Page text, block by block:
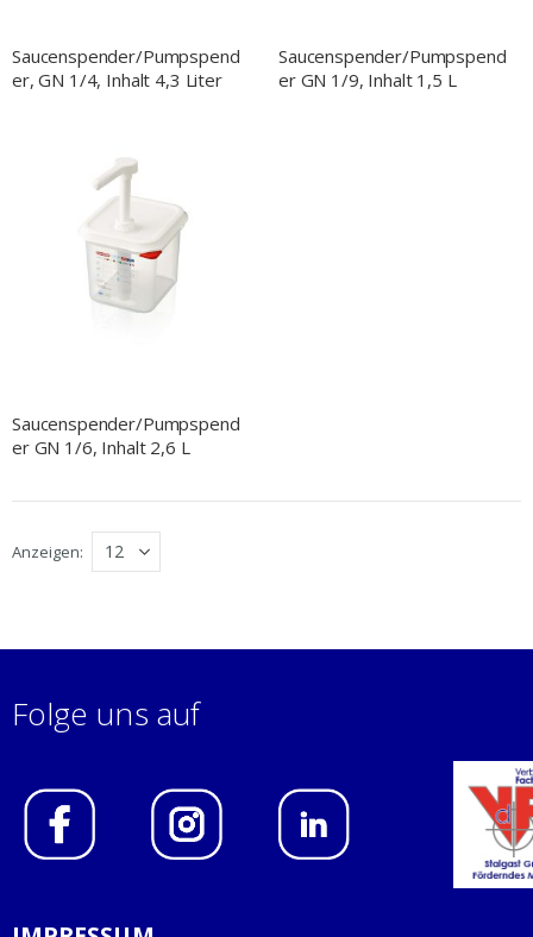
Saucenspender/Pumpspend
er, GN 1/4, Inhalt 4,3 Liter
Saucenspender/Pumpspend
er GN 1/9, Inhalt 1,5 L
Saucenspender/Pumpspend
er GN 1/6, Inhalt 2,6 L
Anzeigen
Folge uns auf